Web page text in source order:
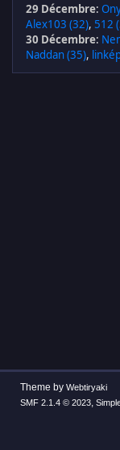
29 Décembre:
Alex103 (32), 512
30 Décembre:
Naddan (35),
Theme by Webtiryaki
SMF 2.1.4 © 2023,